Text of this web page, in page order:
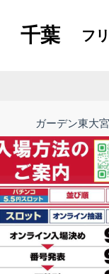
千葉 フ
ガーデン東大